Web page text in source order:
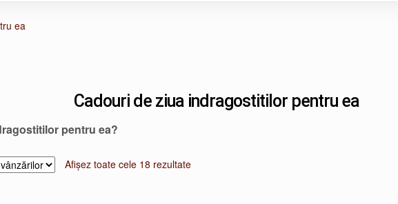
ea
Cadouri de ziua indragostitilor pentru ea
pentru ea?
Afișez toate cele 18 rezultateSortat